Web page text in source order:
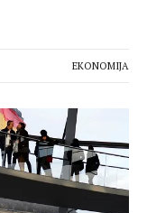
EKONOMIJA